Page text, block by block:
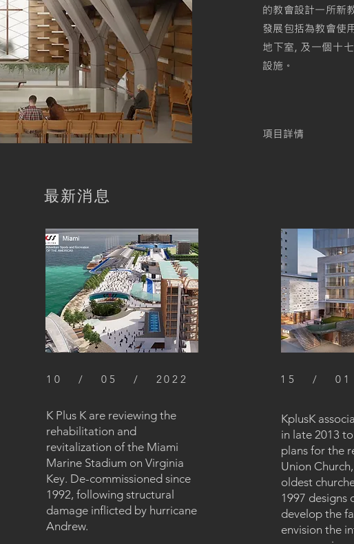
的教會設計一所新
發展包括為教會使
地下室, 及一個十
設施。
項目詳情
最新消息
10 / 05 / 2022
K Plus K are reviewing the
rehabilitation and
revitalization of the Miami
Marine Stadium on Virginia
Key. De-commissioned since
1992, following structural
damage inflicted by hurricane
Andrew.
15 /
KplusK
in late 2013
plans for the
Union
oldest
1997 designs
develop the
envision the